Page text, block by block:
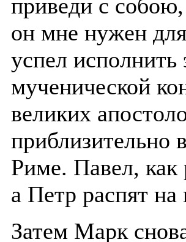
приведи с
он мне нужен
успел
мученической
великих
приблизительно
Риме. Павел,
а Петр распят на
Затем Марк